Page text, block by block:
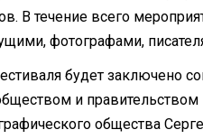
В течение всего
фотографами,
будет заключено
и
общества